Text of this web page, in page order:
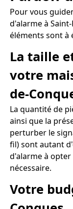
Pour vous
d'alarme à
éléments sont à
La taille
votre
de-
La quantité de
ainsi que la
perturber le
fil) sont autant
d'alarme à
nécessaire.
Votre